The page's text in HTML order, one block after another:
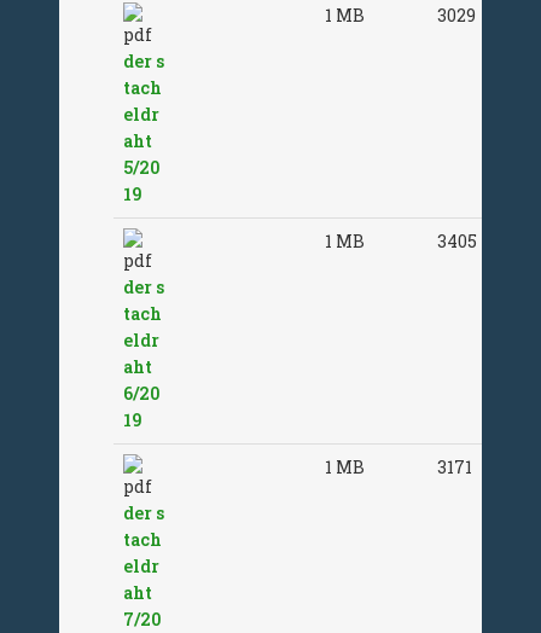
der s
tach
eldr
aht
5/20
19
1 MB 3029
der s
tach
eldr
aht
6/20
19
1 MB 3405
der s
tach
eldr
aht
7/20
1 MB 3171